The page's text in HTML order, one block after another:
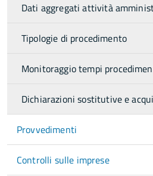
Dati aggregati attività
Tipologie di procedimento
Monitoraggio tempi
Dichiarazioni sostitutive e
Provvedimenti
Controlli sulle imprese